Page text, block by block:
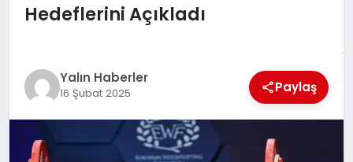
EKONOMİ
EĞİTİM
TEKNOLOJİ
Hedeflerini Açıkladı
Yalın Haberler
16 Şubat 2025 Paylaş